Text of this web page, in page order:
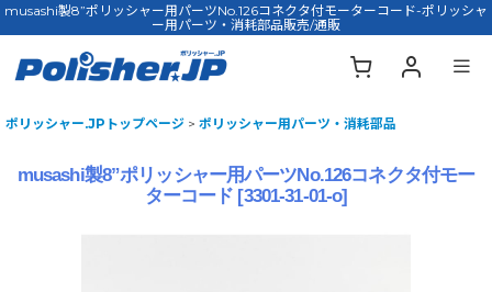
musashi製8”ポリッシャー用パーツNo.126コネクタ付モーターコード-ポリッシャ
ー用パーツ・消耗部品販売/通販
ポリッシャー.JPトップページ > ポリッシャー用パーツ・消耗部品
musashi製8”ポリッシャー用パーツNo.126コネクタ付モー
ターコード [3301-31-01-o]